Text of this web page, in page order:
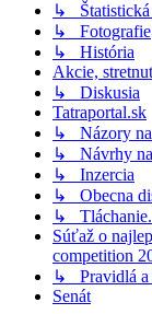
↳ Štatistická
↳ Fotografie
↳ História
Akcie,
↳ Diskusia
Tatraportal.sk
↳ Názory na
↳ Návrhy na
↳ Inzercia
↳ Obecna
↳
Súťaž o
competition
↳ Pravidlá a
Senát